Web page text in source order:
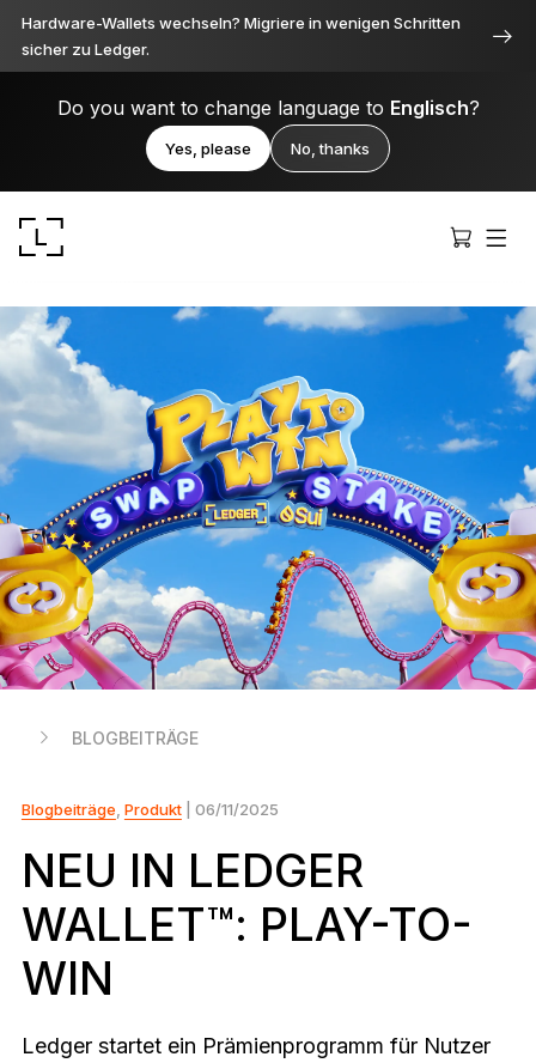
Hardware-Wallets wechseln? Migriere in wenigen Schritten
sicher zu Ledger.
Do you want to change language to Englisch?
Yes, please No, thanks
Ledger Stax
Durchweg erstklassig
Ledger Flex™
Der neue Standard
Ledger NanoGen5
So individuell wie du
Zuverlässiger Backup-Schutz
Gesamtes Sortiment anzeigen
Hardware-Wallets
Paket-Angebote
BLOGBEITRÄGE
Blogbeiträge Produkt| 06/11/2025
NEU IN LEDGER
WALLET™: PLAY-TO-
WIN
Ledger startet ein Prämienprogramm für Nutzer